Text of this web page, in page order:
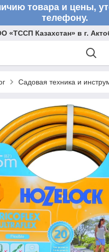
товара и цены,
телефону.
«ТССП Казахстан» в г.
Садовая техника и